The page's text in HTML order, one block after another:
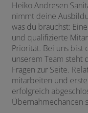
Heiko Andresen
nimmt deine
was du brauchst:
und qualifizierte
Priorität. Bei uns bist
unserem Team
Fragen zur Seite.
mitarbeiten und
erfolgreich
Übernahmechancen